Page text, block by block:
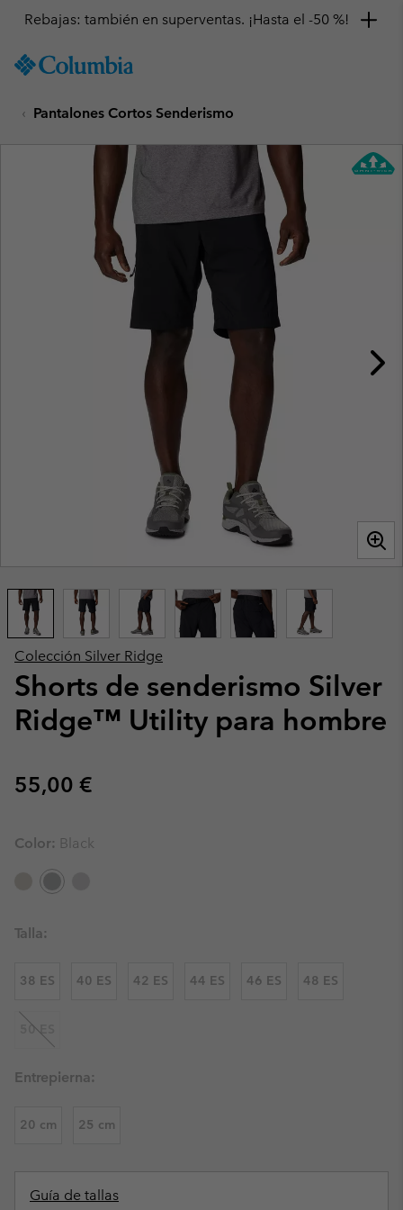
TO
SKIP
MAIN
Rebajas: también en superventas. ¡Hasta el -50 %!
Pantalones Cortos Senderismo
Colección Silver Ridge
Shorts de senderismo Silver
Ridge™ Utility para hombre
Regular price:
55,00 €
Color: Black
Talla:
38 ES 40 ES 42 ES 44 ES 46 ES 48 ES
50 ES
Entrepierna:
20 cm 25 cm
Guía de tallas